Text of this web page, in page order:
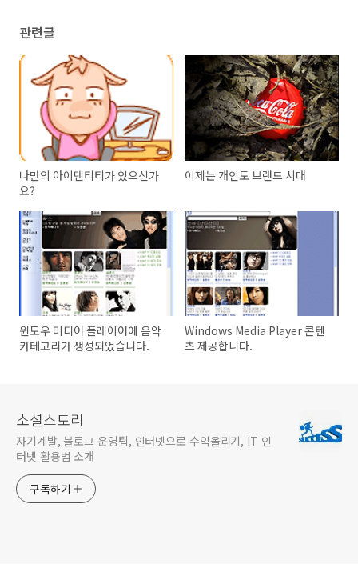
관련글
나만의 아이덴티티가 있으신가
요?
이제는 개인도 브랜드 시대
윈도우 미디어 플레이어에 음악
카테고리가 생성되었습니다.
Windows Media Player 콘텐
츠 제공합니다.
소셜스토리
자기계발, 블로그 운영팁, 인터넷으로 수익올리기, IT 인
터넷 활용법 소개
구독하기